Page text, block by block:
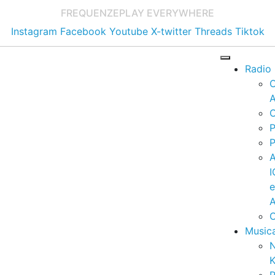
FREQUENZEPLAY EVERYWHERE
Instagram Facebook Youtube X-twitter Threads Tiktok
Radio
e